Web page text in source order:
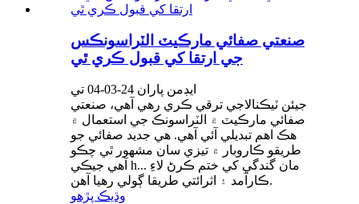
صنعتي صفائي مارڪيٽ الٽراسونڪس
جي ارتقا کي قبول ڪري ٿي
ايڊمن پاران 24-03-04 تي
جيئن ٽيڪنالاجي ترقي ڪري رهي آهي، صنعتي
صفائي مارڪيٽ ۾ الٽراسونڪ جي استعمال ۾
هڪ اهم تبديلي آئي آهي. هي جديد صفائي جو
طريقو ڪاروبار ۾ تيزي سان مشهور ٿي چڪو
آهي جيڪي h... مان گندگي کي ختم ڪرڻ لاءِ
ڪارآمد ۽ اثرائتي طريقا ڳولي رهيا آهن.
وڌيڪ پڙهو